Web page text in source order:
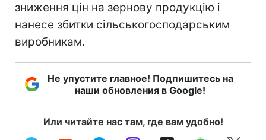
зниження цін на зернову продукцію і
нанесе збитки сільськогосподарським
виробникам.
Не упустите главное! Подпишитесь на
наши обновления в Google!
Или читайте нас там, где вам удобно!